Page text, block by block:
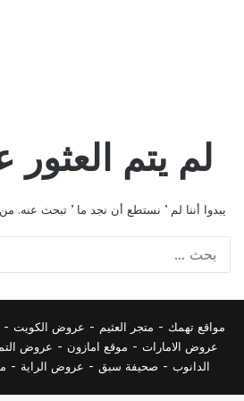
لم يتم العثور
يبدوا أننا لم ’ نستطع أن نجد ما ’ تبحث
مواقع تهمك - متجر العثيم - عروض الكويت -
عروض الامارات - موقع امازون - عروض
الدانوب - صحيفة سبق - عروض الراية -